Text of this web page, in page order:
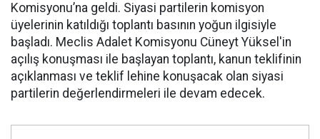
Komisyonu’na geldi. Siyasi partilerin komisyon
üyelerinin katıldığı toplantı basının yoğun ilgisiyle
başladı. Meclis Adalet Komisyonu Cüneyt Yüksel'in
açılış konuşması ile başlayan toplantı, kanun teklifinin
açıklanması ve teklif lehine konuşacak olan siyasi
partilerin değerlendirmeleri ile devam edecek.